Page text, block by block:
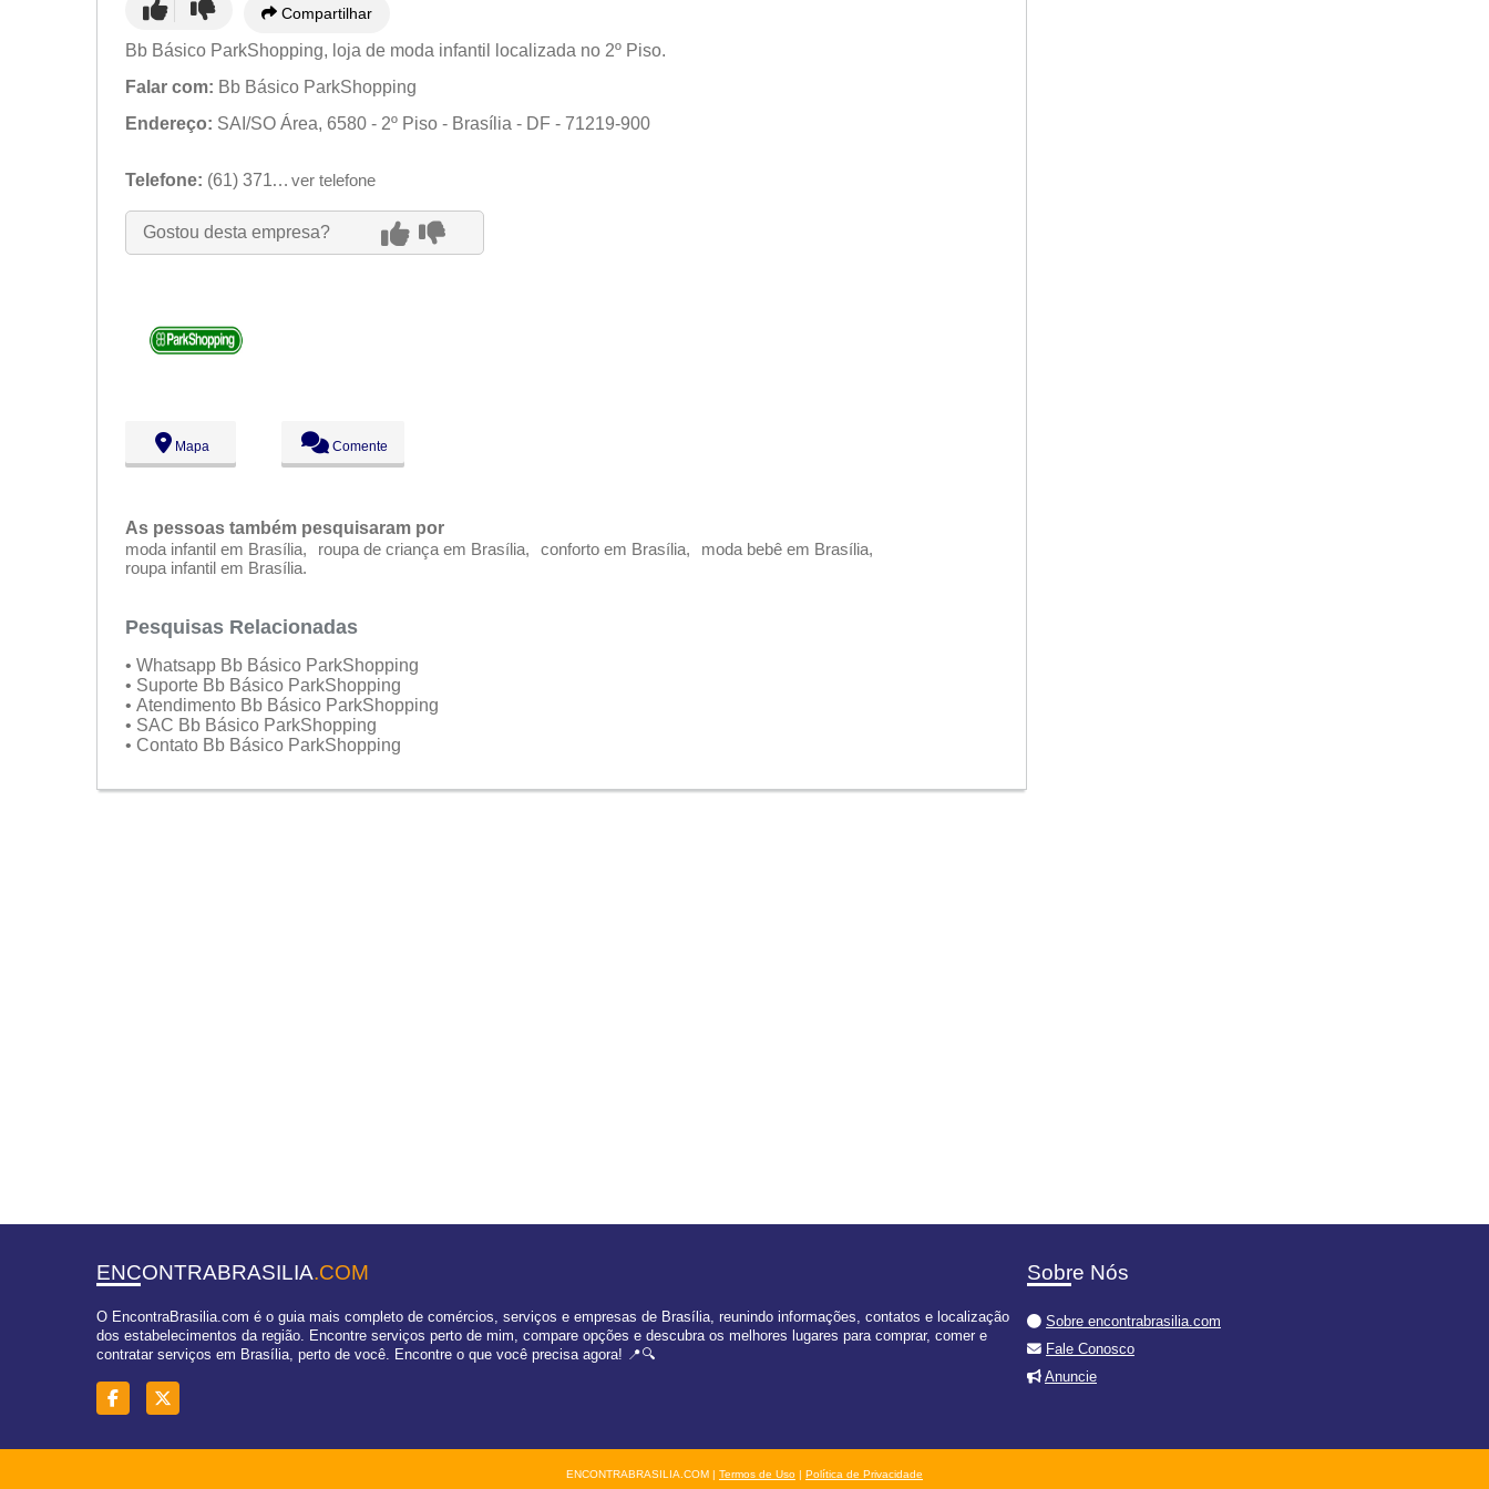
Compartilhar
Bb Básico ParkShopping, loja de moda infantil localizada no 2º Piso.
Falar com: Bb Básico ParkShopping
Endereço: SAI/SO Área, 6580 - 2º Piso - Brasília - DF - 71219-900
Telefone: (61) 3711-5879 ver telefone
Gostou desta empresa?
Mapa Comente
As pessoas também pesquisaram por
moda infantil em Brasília
roupa de criança em Brasília conforto em Brasília
moda bebê em Brasília
roupa infantil em Brasília
Pesquisas Relacionadas
• Whatsapp Bb Básico ParkShopping
• Suporte Bb Básico ParkShopping
• Atendimento Bb Básico ParkShopping
• SAC Bb Básico ParkShopping
• Contato Bb Básico ParkShopping
ENCONTRABRASILIA.COM
O EncontraBrasilia.com é o guia mais completo de comércios, serviços e empresas de Brasília, reunindo informações, contatos e localização
dos estabelecimentos da região. Encontre serviços perto de mim, compare opções e descubra os melhores lugares para comprar, comer e
contratar serviços em Brasília, perto de você. Encontre o que você precisa agora! 📍🔍
Sobre Nós
Sobre encontrabrasilia.com
Fale Conosco
Anuncie
ENCONTRABRASILIA.COM | Termos de Uso | Política de Privacidade